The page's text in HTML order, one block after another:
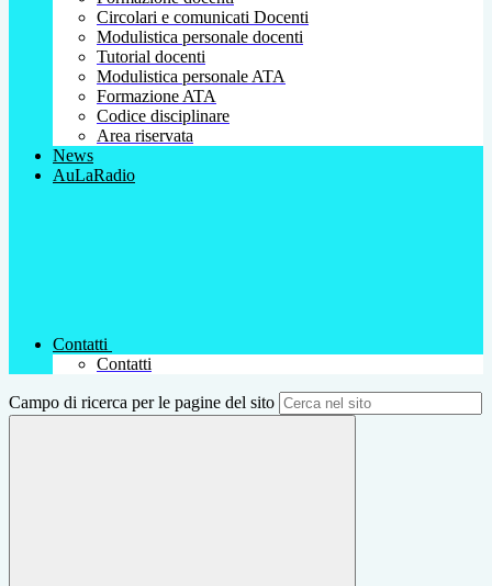
Circolari e comunicati Docenti
Modulistica personale docenti
Tutorial docenti
Modulistica personale ATA
Formazione ATA
Codice disciplinare
Area riservata
News
AuLaRadio
Contatti
Contatti
Campo di ricerca per le pagine del sito